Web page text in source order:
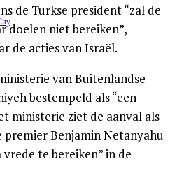
de Turkse president “zal de
doelen niet bereiken”,
de acties van Israël.
van Buitenlandse
bestempeld als “een
ministerie ziet de aanval als
premier Benjamin Netanyahu
te bereiken” in de